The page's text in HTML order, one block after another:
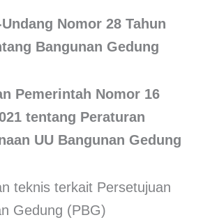
Nomor 28 Tahun
Bangunan Gedung
Pemerintah Nomor 16
tentang Peraturan
UU Bangunan Gedung
teknis terkait Persetujuan
Gedung (PBG)